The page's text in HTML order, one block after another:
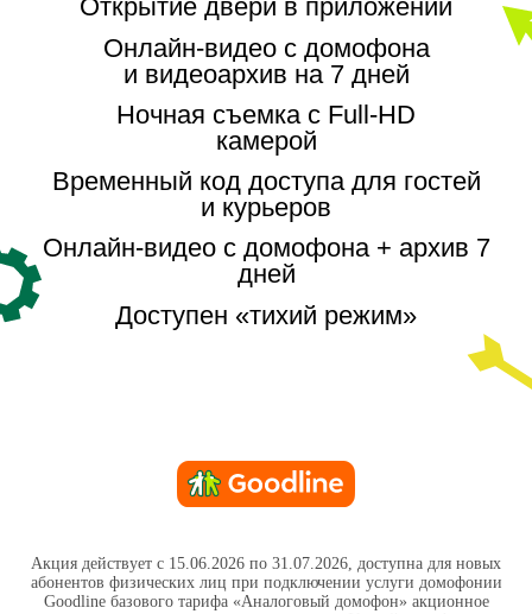
Акция действует с 15.06.2026 по 31.07.2026, доступна для новых
абонентов физических лиц при подключении услуги домофонии
Goodline базового тарифа «Аналоговый домофон» акционное